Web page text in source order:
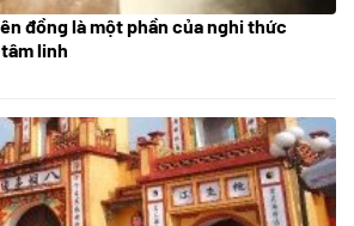
đồng là một phần của nghi thức
linh